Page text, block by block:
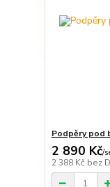
Podpěry pod
2 890 Kč/
2 388 Kč bez